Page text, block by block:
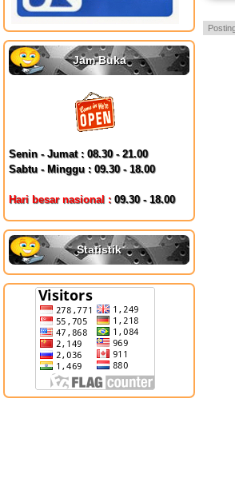
Jam Buka
Senin - Jumat : 08.30 - 21.00
Sabtu - Minggu : 09.30 - 18.00
Hari besar nasional : 09.30 - 18.00
Statistik